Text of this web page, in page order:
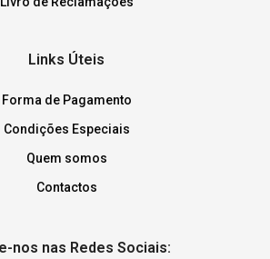
Links Úteis
Forma de Pagamento
Condições Especiais
Quem somos
Contactos
nos nas Redes Sociais: